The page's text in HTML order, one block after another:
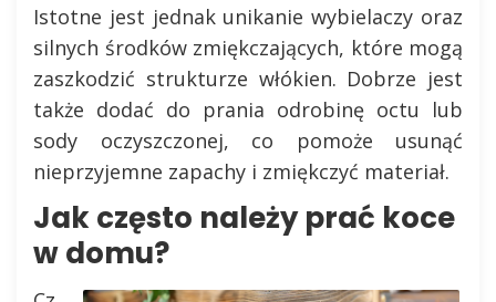
Istotne jest jednak unikanie wybielaczy oraz
silnych środków zmiękczających, które mogą
zaszkodzić strukturze włókien. Dobrze jest
także dodać do prania odrobinę octu lub
sody oczyszczonej, co pomoże usunąć
nieprzyjemne zapachy i zmiękczyć materiał.
Jak często należy prać koce
w domu?